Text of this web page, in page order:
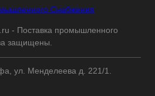
- Поставка промышленного
защищены.
ул. Менделеева д. 221/1.